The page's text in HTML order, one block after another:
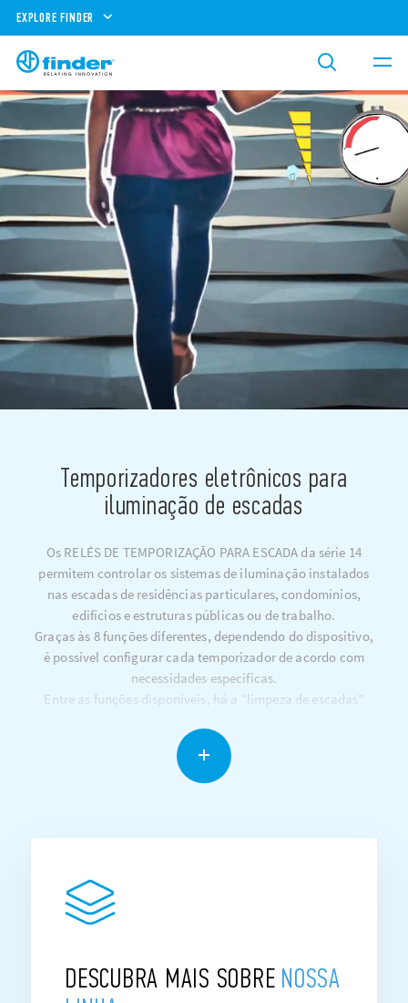
EXPLORE FINDER
Temporizadores eletrônicos para
iluminação de escadas
Os RELÉS DE TEMPORIZAÇÃO PARA ESCADA da série 14
permitem controlar os sistemas de iluminação instalados
nas escadas de residências particulares, condomínios,
edifícios e estruturas públicas ou de trabalho.
Graças às 8 funções diferentes, dependendo do dispositivo,
é possível configurar cada temporizador de acordo com
necessidades específicas.
Entre as funções disponíveis, há a “limpeza de escadas”
“aviso de desligamento”, graças à qual as lâmpadas
sinalizam o desligamento iminente por meio de um breve
piscar, com a possibilidade de rearmar imediatamente
DESCUBRA MAIS SOBRE NOSSA